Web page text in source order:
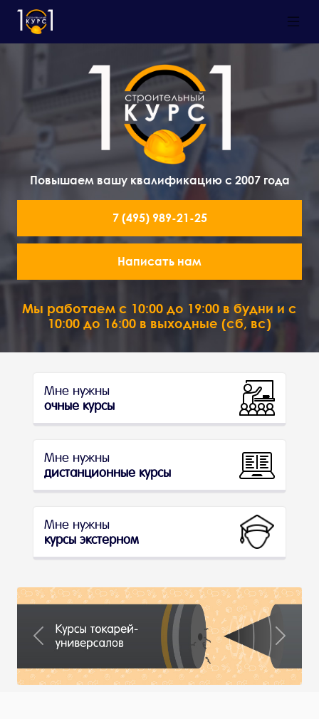
Повышаем вашу квалификацию с 2007 года
7 (495) 989-21-25
Написать нам
Мы работаем с 10:00 до 19:00 в будни и с
10:00 до 16:00 в выходные (сб, вс)
Мне нужны
очные курсы
Мне нужны
дистанционные курсы
Мне нужны
курсы экстерном
Previous Next